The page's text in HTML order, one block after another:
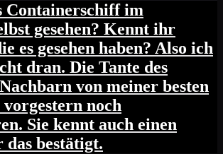
Containerschiff im
gesehen? Kennt ihr
es gesehen haben? Also ich
dran. Die Tante des
von meiner besten
noch
Sie kennt auch einen
bestätigt.